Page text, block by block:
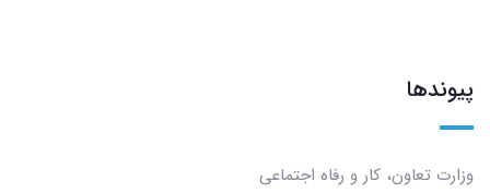
پیوندها
وزارت تعاون، کار و رفاه اجتماعی